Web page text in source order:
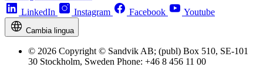
LinkedIn
Instagram Facebook Youtube
Cambia lingua
© 2026 Copyright © Sandvik AB; (publ) Box 510, SE-101
30 Stockholm, Sweden Phone: +46 8 456 11 00